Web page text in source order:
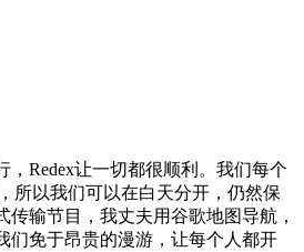
，Redex让一切都很顺利。我们每个
所以我们可以在白天分开，仍然保
传输节目，我丈夫用谷歌地图导航，
们免于昂贵的漫游，让每个人都开